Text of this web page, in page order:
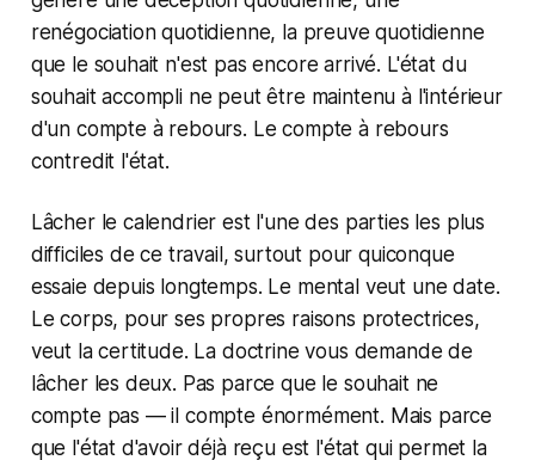
renégociation quotidienne, la preuve quotidienne
que le souhait n'est pas encore arrivé. L'état du
souhait accompli ne peut être maintenu à l'intérieur
d'un compte à rebours. Le compte à rebours
contredit l'état.
Lâcher le calendrier est l'une des parties les plus
difficiles de ce travail, surtout pour quiconque
essaie depuis longtemps. Le mental veut une date.
Le corps, pour ses propres raisons protectrices,
veut la certitude. La doctrine vous demande de
lâcher les deux. Pas parce que le souhait ne
compte pas — il compte énormément. Mais parce
que l'état d'avoir déjà reçu est l'état qui permet la